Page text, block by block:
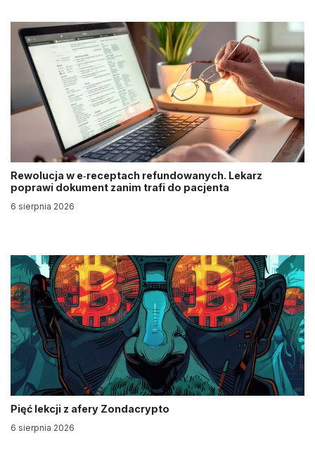
Rewolucja w e‑receptach refundowanych. Lekarz
poprawi dokument zanim trafi do pacjenta
6 sierpnia 2026
Pięć lekcji z afery Zondacrypto
6 sierpnia 2026